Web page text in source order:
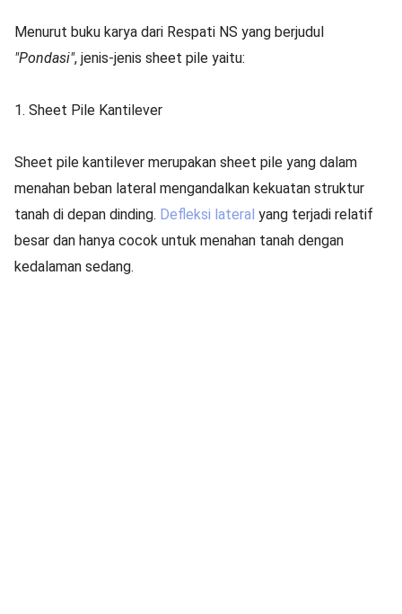
Menurut buku karya dari Respati NS yang berjudul
"Pondasi", jenis-jenis sheet pile yaitu:
1. Sheet Pile Kantilever
Sheet pile kantilever merupakan sheet pile yang dalam
menahan beban lateral mengandalkan kekuatan struktur
tanah di depan dinding. Defleksi lateral yang terjadi relatif
besar dan hanya cocok untuk menahan tanah dengan
kedalaman sedang.